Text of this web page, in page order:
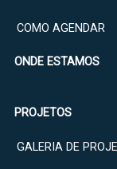
COMO AGENDAR
ONDE ESTAMOS
PROJETOS
GALERIA DE